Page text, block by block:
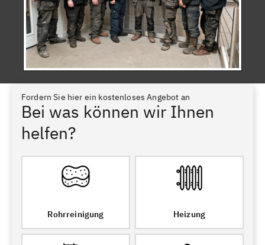
Fordern Sie hier ein kostenloses Angebot an
Bei was können wir Ihnen
helfen?
Rohrreinigung Heizung